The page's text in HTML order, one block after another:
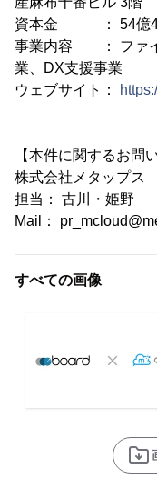
資本金 ： 54億44
事業内容 ： ファイ
業、DX支援事業
ウェブサイト：
【本件に関するお問
株式会社メタップス
担当： 古川・姫野
Mail：
すべての画像